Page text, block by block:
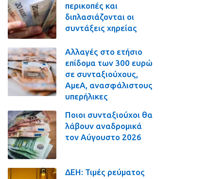
περικοπές και
διπλασιάζονται οι
συντάξεις χηρείας
Αλλαγές στο ετήσιο
επίδομα των 300 ευρώ
σε συνταξιούχους,
ΑμεΑ, ανασφάλιστους
υπερήλικες
Ποιοι συνταξιούχοι θα
λάβουν αναδρομικά
τον Αύγουστο 2026
ΔΕΗ: Τιμές ρεύματος